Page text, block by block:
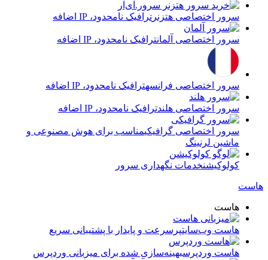
سرور اختصاصی هتزنر ترافیک نامحدود، IP اضافه
سرور اختصاصی آلمانترافیک نامحدود، IP اضافه
سرور اختصاصی فرانسهترافیک نامحدود، IP اضافه
سرور اختصاصی هلندترافیک نامحدود، IP اضافه
سرور اختصاصی گرافیکیمناسب برای هوش مصنوعی و
ماشین لرنینگ
کولوکیشنخدمات نگهداری سرور
هاست
هاست
هاست وب‌سایتپرسرعت و پایدار با پشتیبانی سریع
هاست وردپرسبهینه‌سازی شده برای میزبانی وردپرس